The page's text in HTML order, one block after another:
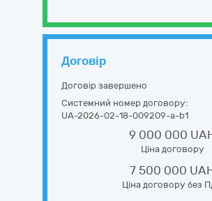
Договір
Договір завершено
Системний номер договору:
UA-2026-02-18-009209-a-b1
9 000 000
Ціна договору
7 500 000
Ціна договору без